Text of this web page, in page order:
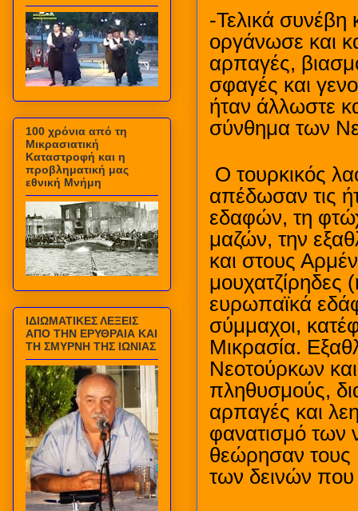
-Τελικά συνέβη
οργάνωσε και
αρπαγές,
σφαγές και
ήταν άλλωστε
σύνθημα των
Ο τουρκικός
απέδωσαν τις
εδαφών, τη
μαζών, την
και στους
μουχατζίρηδες
ευρωπαϊκά
σύμμαχοι,
Μικρασία.
Νεοτούρκων
πληθυσμούς,
αρπαγές και
φανατισμό των
θεώρησαν τους
των δεινών που
100 χρόνια από τη
Μικρασιατική
Καταστροφή και η
προβληματική μας
εθνική Μνήμη
ΙΔΙΩΜΑΤΙΚΕΣ ΛΕΞΕΙΣ
ΑΠΟ ΤΗΝ ΕΡΥΘΡΑΙΑ ΚΑΙ
ΤΗ ΣΜΥΡΝΗ ΤΗΣ ΙΩΝΙΑΣ